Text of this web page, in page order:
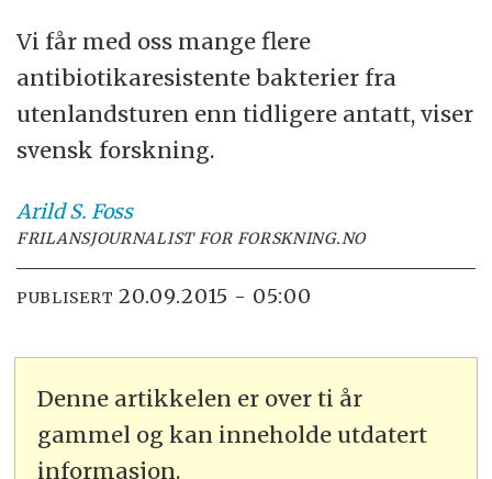
Vi får med oss mange flere
antibiotikaresistente bakterier fra
utenlandsturen enn tidligere antatt, viser
svensk forskning.
Arild S. Foss
FRILANSJOURNALIST FOR FORSKNING.NO
PUBLISERT 20.09.2015 - 05:00
Denne artikkelen er over ti år
gammel og kan inneholde utdatert
informasjon.